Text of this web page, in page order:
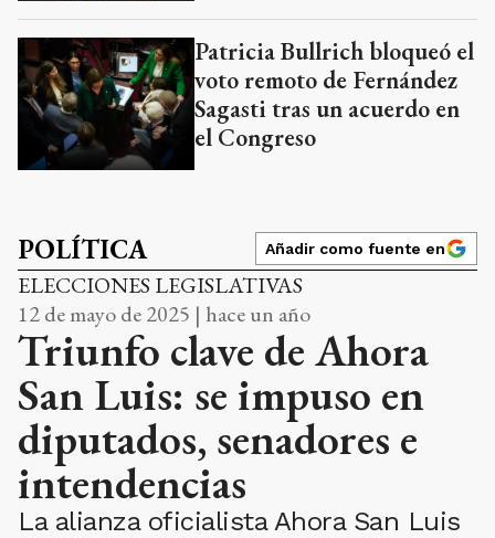
Patricia Bullrich bloqueó el
voto remoto de Fernández
Sagasti tras un acuerdo en
el Congreso
POLÍTICA Añadir como fuente en
ELECCIONES LEGISLATIVAS
12 de mayo de 2025 | hace un año
Triunfo clave de Ahora
San Luis: se impuso en
diputados, senadores e
intendencias
La alianza oficialista Ahora San Luis